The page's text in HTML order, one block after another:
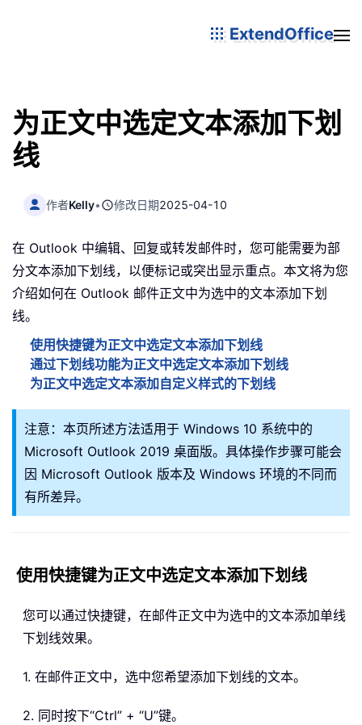
ExtendOffice
为正文中选定文本添加下划
线
作者Kelly• 修改日期2025-04-10
在 Outlook 中编辑、回复或转发邮件时，您可能需要为部
分文本添加下划线，以便标记或突出显示重点。本文将为您
介绍如何在 Outlook 邮件正文中为选中的文本添加下划
线。
使用快捷键为正文中选定文本添加下划线
通过下划线功能为正文中选定文本添加下划线
为正文中选定文本添加自定义样式的下划线
注意：本页所述方法适用于 Windows 10 系统中的
Microsoft Outlook 2019 桌面版。具体操作步骤可能会
因 Microsoft Outlook 版本及 Windows 环境的不同而
有所差异。
使用快捷键为正文中选定文本添加下划线
您可以通过快捷键，在邮件正文中为选中的文本添加单线
下划线效果。
1. 在邮件正文中，选中您希望添加下划线的文本。
2. 同时按下“Ctrl” + “U”键。